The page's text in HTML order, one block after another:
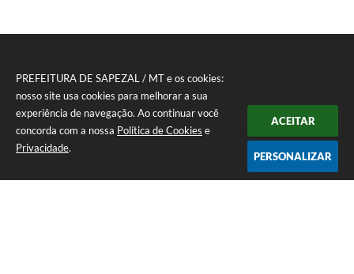
PREFEITURA DE SAPEZAL / MT e os cookies:
nosso site usa cookies para melhorar a sua
experiência de navegação. Ao continuar você
concorda com a nossa Política de Cookies e
Privacidade.
ACEITAR
PERSONALIZAR